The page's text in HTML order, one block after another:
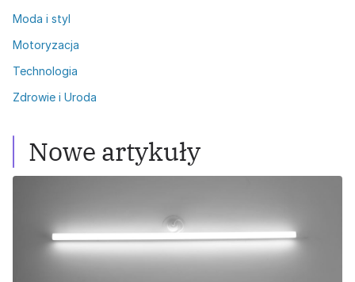
Moda i styl
Motoryzacja
Technologia
Zdrowie i Uroda
Nowe artykuły